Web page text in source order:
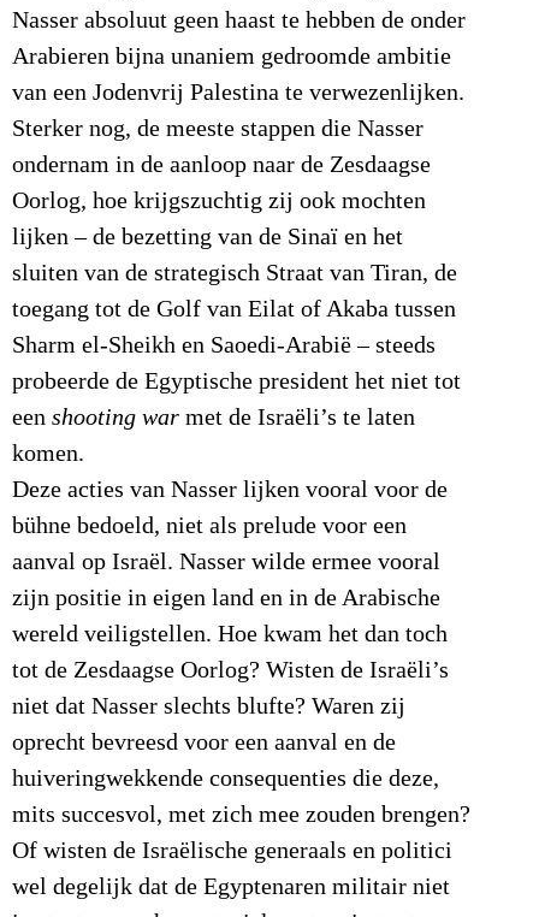
Nasser absoluut geen haast te hebben de onder
Arabieren bijna unaniem gedroomde ambitie
van een Jodenvrij Palestina te verwezenlijken.
Sterker nog, de meeste stappen die Nasser
ondernam in de aanloop naar de Zesdaagse
Oorlog, hoe krijgszuchtig zij ook mochten
lijken – de bezetting van de Sinaï en het
sluiten van de strategisch Straat van Tiran, de
toegang tot de Golf van Eilat of Akaba tussen
Sharm el-Sheikh en Saoedi-Arabië – steeds
probeerde de Egyptische president het niet tot
een shooting war met de Israëli’s te laten
komen.
Deze acties van Nasser lijken vooral voor de
bühne bedoeld, niet als prelude voor een
aanval op Israël. Nasser wilde ermee vooral
zijn positie in eigen land en in de Arabische
wereld veiligstellen. Hoe kwam het dan toch
tot de Zesdaagse Oorlog? Wisten de Israëli’s
niet dat Nasser slechts blufte? Waren zij
oprecht bevreesd voor een aanval en de
huiveringwekkende consequenties die deze,
mits succesvol, met zich mee zouden brengen?
Of wisten de Israëlische generaals en politici
wel degelijk dat de Egyptenaren militair niet